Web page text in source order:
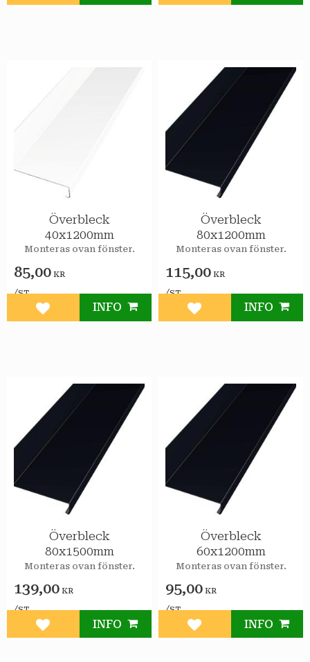
Överbleck
40x1200mm
Monteras ovan fönster.
85,00 KR
/ST
Lägg till i favoriter
INFO
Överbleck
80x1200mm
Monteras ovan fönster.
115,00 KR
/ST
Lägg till i favoriter
INFO
Överbleck
80x1500mm
Monteras ovan fönster.
139,00 KR
/ST
Lägg till i favoriter
INFO
Överbleck
60x1200mm
Monteras ovan fönster.
95,00 KR
/ST
Lägg till i favoriter
INFO